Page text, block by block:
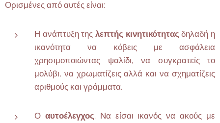
Ορισμένες από αυτές είναι:
Η ανάπτυξη της λεπτής κινητικότητας δηλαδή η
ικανότητα να κόβεις με ασφάλεια
χρησιμοποιώντας ψαλίδι, να συγκρατείς το
μολύβι, να χρωματίζεις αλλά και να σχηματίζεις
αριθμούς και γράμματα.
Ο αυτοέλεγχος. Να είσαι ικανός να ακούς με